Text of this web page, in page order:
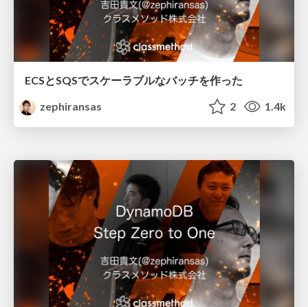
ECSとSQSでスケーラブルなバッチを作った
zephiransas
2 1.4k